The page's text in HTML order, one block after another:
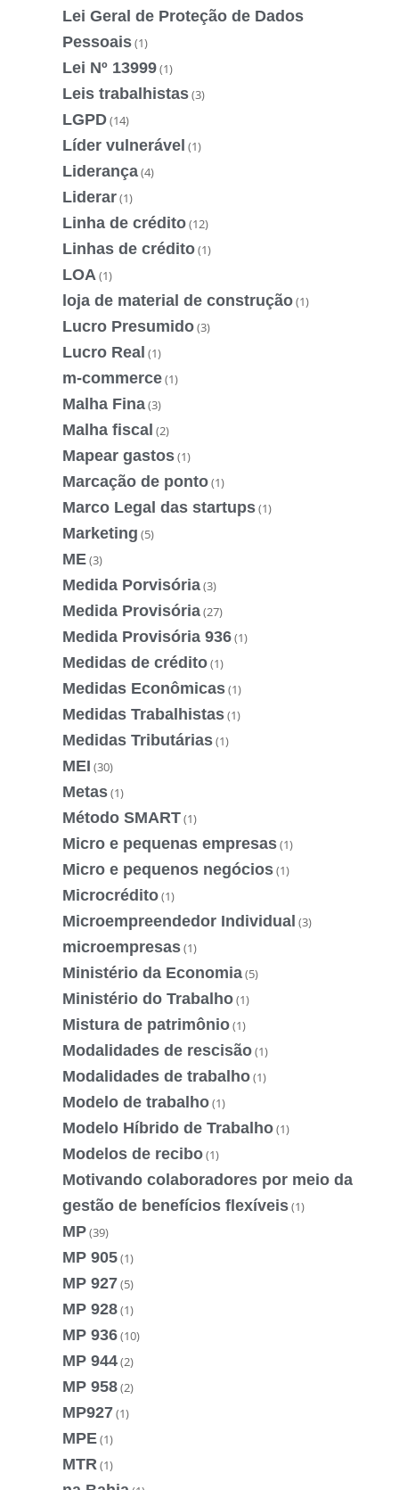
Lei Geral de Proteção de Dados
Pessoais(1)
Lei Nº 13999(1)
Leis trabalhistas(3)
LGPD(14)
Líder vulnerável (1)
Liderança(4)
Liderar(1)
Linha de crédito(12)
Linhas de crédito(1)
LOA (1)
loja de material de construção(1)
Lucro Presumido(3)
Lucro Real (1)
m-commerce(1)
Malha Fina(3)
Malha fiscal (2)
Mapear gastos(1)
Marcação de ponto(1)
Marco Legal das startups(1)
Marketing (5)
ME(3)
Medida Porvisória(3)
Medida Provisória(27)
Medida Provisória 936(1)
Medidas de crédito(1)
Medidas Econômicas(1)
Medidas Trabalhistas(1)
Medidas Tributárias(1)
MEI (30)
Metas(1)
Método SMART(1)
Micro e pequenas empresas(1)
Micro e pequenos negócios(1)
Microcrédito(1)
Microempreendedor Individual (3)
microempresas(1)
Ministério da Economia(5)
Ministério do Trabalho(1)
Mistura de patrimônio(1)
Modalidades de rescisão(1)
Modalidades de trabalho(1)
Modelo de trabalho(1)
Modelo Híbrido de Trabalho(1)
Modelos de recibo(1)
Motivando colaboradores por meio da
gestão de benefícios flexíveis(1)
MP(39)
MP 905(1)
MP 927(5)
MP 928(1)
MP 936(10)
MP 944(2)
MP 958(2)
MP927(1)
MPE(1)
MTR (1)